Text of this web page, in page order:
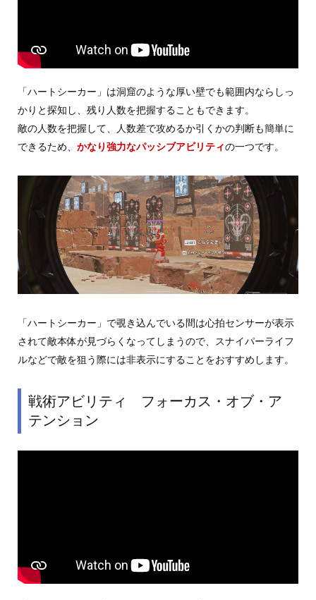
「ハートシーカー」は洞窟のような厚い壁でも範囲内ならしっ
かりと探知し、残り人数を把握することもできます。
敵の人数を把握して、人数差で攻めるか引くかの判断も簡単に
できるため、 かなり強力なパッシブアビリティの一つです。
「ハートシーカー」で覗き込んでいる間は心拍センサーが表示
されて敵本体が見づらくなってしまうので、スナイパーライフ
ルなどで敵を狙う際には非表示にすることをおすすめします。
戦術アビリティ フォーカス・オブ・ア
テンション